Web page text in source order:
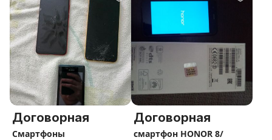
Договорная
Смартфоны
Договорная
смартфон HONOR 8/